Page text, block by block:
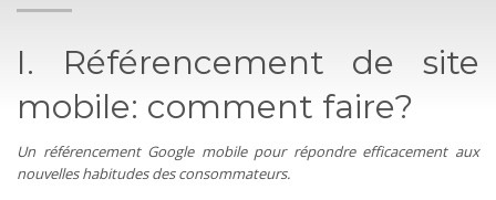
I. Référencement de site
mobile: comment faire?
Un référencement Google mobile pour répondre efficacement aux
nouvelles habitudes des consommateurs.